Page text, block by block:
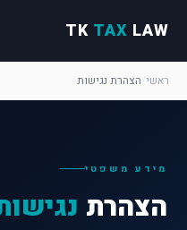
TK TAX LAW
ראשי הצהרת נגישות
מידע משפטי
הצהרת